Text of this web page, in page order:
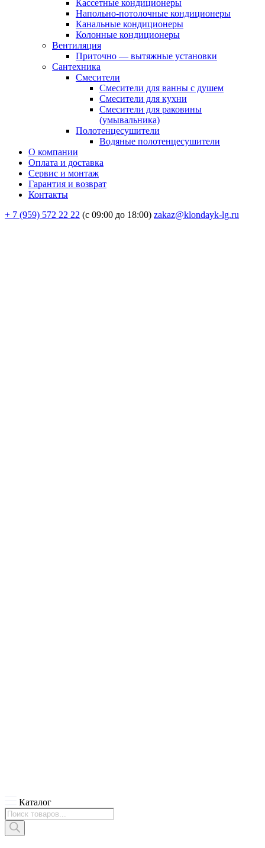
Кассетные кондиционеры
Напольно-потолочные кондиционеры
Канальные кондиционеры
Колонные кондиционеры
Вентиляция
Приточно — вытяжные установки
Сантехника
Смесители
Смесители для ванны с душем
Смесители для кухни
Смесители для раковины
(умывальника)
Полотенцесушители
Водяные полотенцесушители
О компании
Оплата и доставка
Сервис и монтаж
Гарантия и возврат
Контакты
+ 7 (959) 572 22 22 (с 09:00 до 18:00) zakaz@klondayk-lg.ru
Каталог
Поиск
товаров